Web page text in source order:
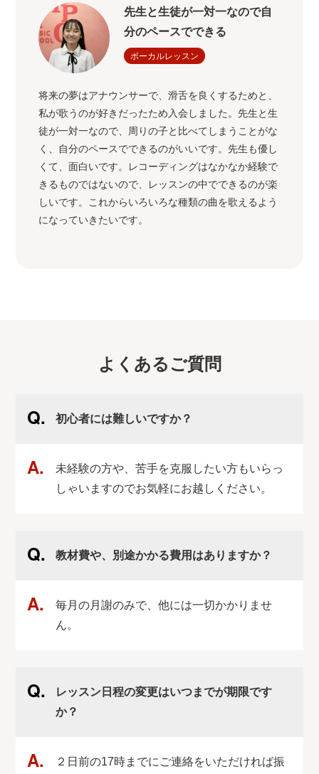
先生と生徒が一対一なので自
分のペースでできる
ボーカルレッスン
将来の夢はアナウンサーで、滑舌を良くするためと、
私が歌うのが好きだったため入会しました。先生と生
徒が一対一なので、周りの子と比べてしまうことがな
く、自分のペースでできるのがいいです。先生も優し
くて、面白いです。レコーディングはなかなか経験で
きるものではないので、レッスンの中でできるのが楽
しいです。これからいろいろな種類の曲を歌えるよう
になっていきたいです。
よくあるご質問
初心者には難しいですか？
未経験の方や、苦手を克服したい方もいらっ
しゃいますのでお気軽にお越しください。
教材費や、別途かかる費用はありますか？
毎月の月謝のみで、他には一切かかりませ
ん。
レッスン日程の変更はいつまでが期限です
か？
２日前の17時までにご連絡をいただければ振